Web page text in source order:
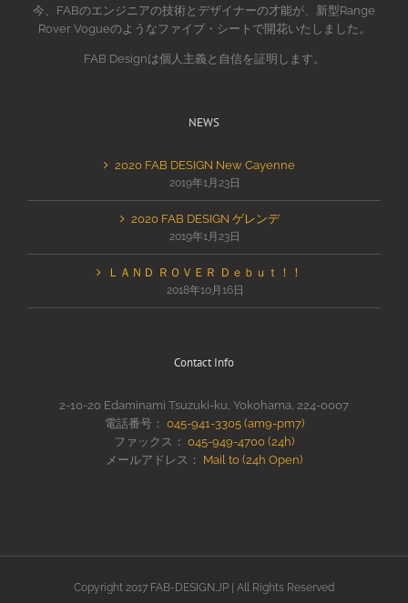
今、FABのエンジニアの技術とデザイナーの才能が、新型Range
Rover Vogueのようなファイブ・シートで開花いたしました。
FAB Designは個人主義と自信を証明します。
NEWS
2020 FAB DESIGN New Cayenne
2019年1月23日
2020 FAB DESIGN ゲレンデ
2019年1月23日
ＬＡＮＤ ＲＯＶＥＲ Ｄｅｂｕｔ！！
2018年10月16日
Contact Info
2-10-20 Edaminami Tsuzuki-ku, Yokohama, 224-0007
電話番号： 045-941-3305 (am9-pm7)
ファックス： 045-949-4700 (24h)
メールアドレス： Mail to (24h Open)
Copyright 2017 FAB-DESIGN.JP | All Rights Reserved